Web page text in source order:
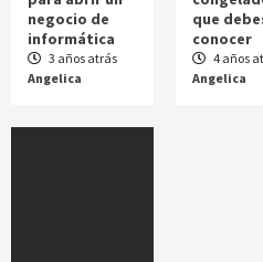
negocio de
informática
3 años atrás
Angelica
que
conocer
4 años
Angelica